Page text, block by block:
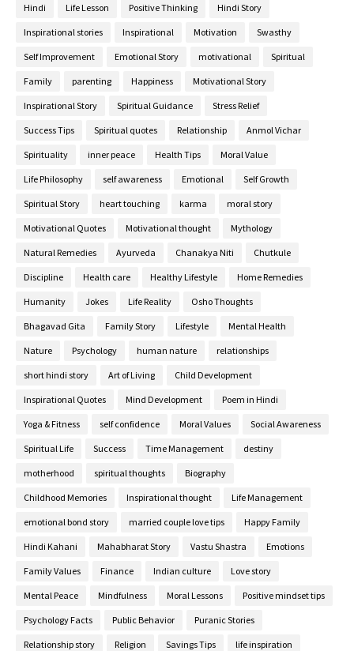
Hindi Life Lesson Positive Thinking Hindi Story
Inspirational stories Inspirational Motivation Swasthy
Self Improvement Emotional Story motivational Spiritual
Family parenting Happiness Motivational Story
Inspirational Story Spiritual Guidance Stress Relief
Success Tips Spiritual quotes Relationship Anmol Vichar
Spirituality inner peace Health Tips Moral Value
Life Philosophy self awareness Emotional Self Growth
Spiritual Story heart touching karma moral story
Motivational Quotes Motivational thought Mythology
Natural Remedies Ayurveda Chanakya Niti Chutkule
Discipline Health care Healthy Lifestyle Home Remedies
Humanity Jokes Life Reality Osho Thoughts
Bhagavad Gita Family Story Lifestyle Mental Health
Nature Psychology human nature relationships
short hindi story Art of Living Child Development
Inspirational Quotes Mind Development Poem in Hindi
Yoga & Fitness self confidence Moral Values Social Awareness
Spiritual Life Success Time Management destiny
motherhood spiritual thoughts Biography
Childhood Memories Inspirational thought Life Management
emotional bond story married couple love tips Happy Family
Hindi Kahani Mahabharat Story Vastu Shastra Emotions
Family Values Finance Indian culture Love story
Mental Peace Mindfulness Moral Lessons Positive mindset tips
Psychology Facts Public Behavior Puranic Stories
Relationship story Religion Savings Tips life inspiration